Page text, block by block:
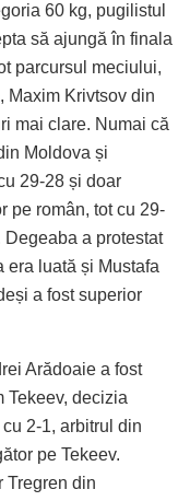
60 kg, pugilistul
să ajungă în finala
parcursul meciului,
Maxim Krivtsov din
mai clare. Numai că
Moldova și
29-28 și doar
pe român, tot cu 29-
a protestat
era luată și Mustafa
a fost superior
Arădoaie a fost
Tekeev, decizia
2-1, arbitrul din
pe Tekeev.
Tregren din